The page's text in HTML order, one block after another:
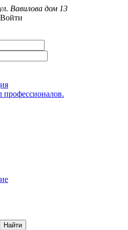
Вавилова дом 13
Войти
профессионалов.
Найти